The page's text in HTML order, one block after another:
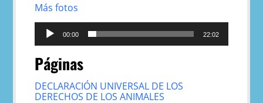
Más fotos
Reproductor
audio
00:00 22:02
Páginas
DECLARACIÓN UNIVERSAL DE LOS
DERECHOS DE LOS ANIMALES